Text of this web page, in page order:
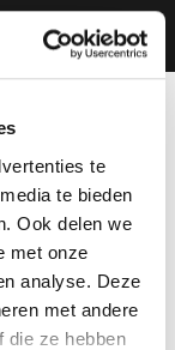
te
te bieden
Ook delen we
met onze
analyse. Deze
met andere
die ze hebben